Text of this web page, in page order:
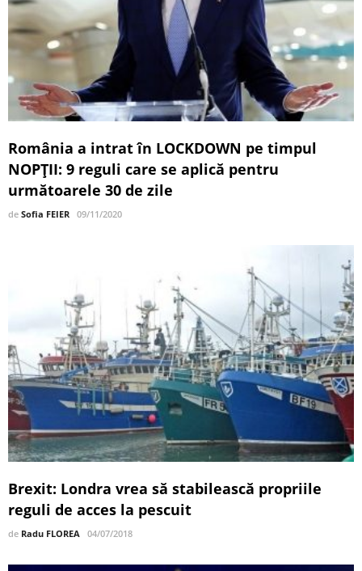
România a intrat în LOCKDOWN pe timpul
NOPȚII: 9 reguli care se aplică pentru
următoarele 30 de zile
de Sofia FEIER 09/11/2020
Brexit: Londra vrea să stabilească propriile
reguli de acces la pescuit
de Radu FLOREA 04/07/2018